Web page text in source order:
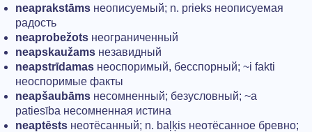
neaprakstāms неописуемый; n. prieks неописуемая
радость
neaprobežots неограниченный
neapskaužams незавидный
neapstrīdamas неоспоримый, бесспорный; ~i fakti
неоспоримые факты
neapšaubāms несомненный; безусловный; ~а
patiesība несомненная истина
neaptēsts неотёсанный; n. baļķis неотёсанное бревно;